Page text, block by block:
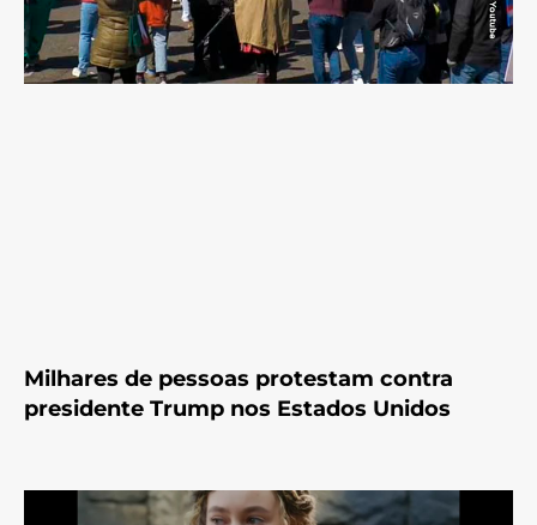
Milhares de pessoas protestam contra
presidente Trump nos Estados Unidos